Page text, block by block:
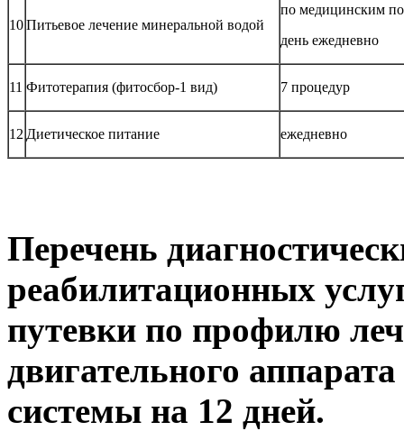
10Питьевое лечение минеральной водой
по медицинским
день ежедневно
11 Фитотерапия (фитосбор-1 вид) 7 процедур
12 Диетическое питание ежедневно
Перечень
реабилитационных
путевки по профилю
двигательного
системы на 12 дней.